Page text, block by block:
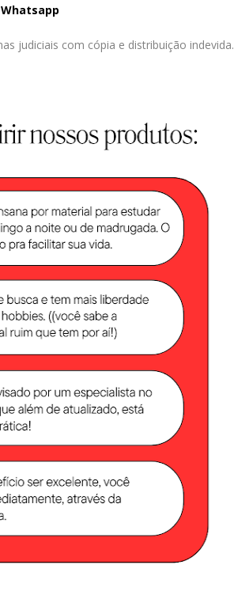
judiciais com cópia e distribuição indevida.